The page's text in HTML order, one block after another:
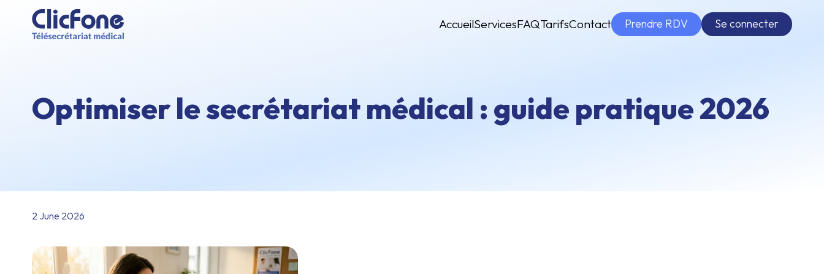
AccueilServicesFAQTarifsContact Prendre RDV Se connecter
Optimiser le secrétariat médical : guide pratique 2026
2 June 2026